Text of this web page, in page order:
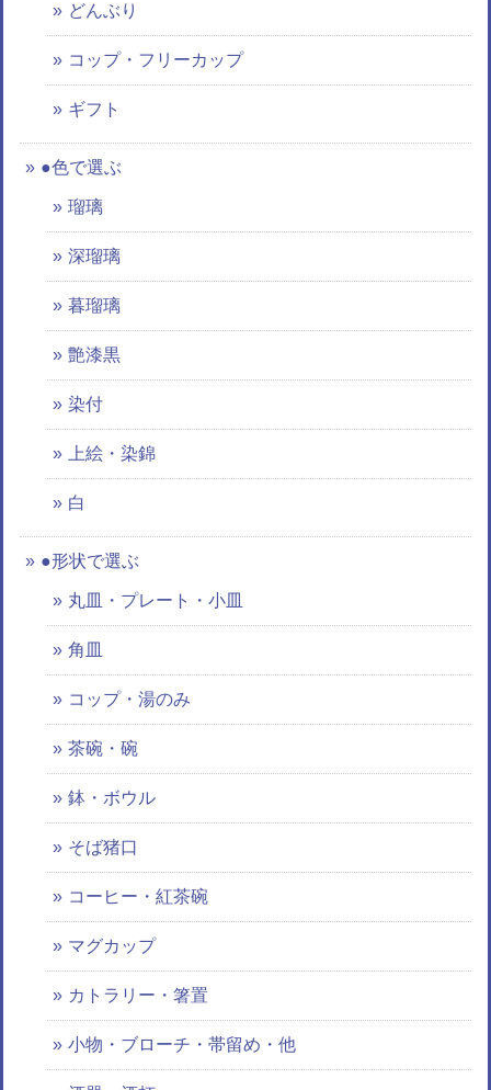
どんぶり
コップ・フリーカップ
ギフト
●色で選ぶ
瑠璃
深瑠璃
暮瑠璃
艶漆黒
染付
上絵・染錦
白
●形状で選ぶ
丸皿・プレート・小皿
角皿
コップ・湯のみ
茶碗・碗
鉢・ボウル
そば猪口
コーヒー・紅茶碗
マグカップ
カトラリー・箸置
小物・ブローチ・帯留め・他